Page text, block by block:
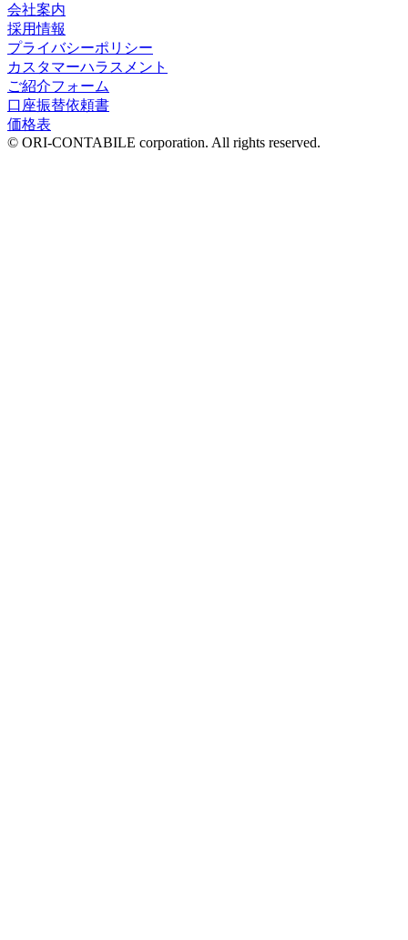
会社案内
採用情報
プライバシーポリシー
カスタマーハラスメント
ご紹介フォーム
口座振替依頼書
価格表
© ORI-CONTABILE corporation. All rights reserved.